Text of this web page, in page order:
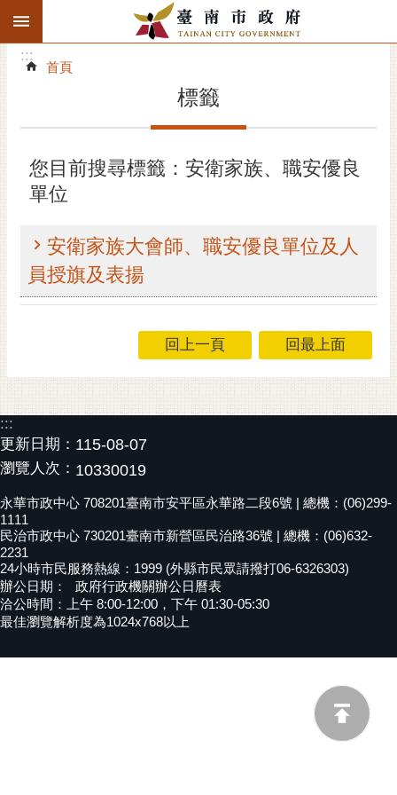
跳到主要內容區塊
搜
階
精彩府城
市府動態
市府團隊
主題服務
市民互動
黃
偉
哲
螢
光
花
泉
桐
花
祭
:::
:::
首頁
標籤
您目前搜尋標籤：安衛家族、職安優良
單位
安衛家族大會師、職安優良單位及人
員授旗及表揚
回上一頁 回最上面
:::
更新日期： 115-08-07
瀏覽人次： 10330019
永華市政中心 708201臺南市安平區永華路二段6號 | 總機：(06)299-
1111
民治市政中心 730201臺南市新營區民治路36號 | 總機：(06)632-
2231
24小時市民服務熱線：1999 (外縣市民眾請撥打06-6326303)
辦公日期：
政府行政機關辦公日曆表
洽公時間：上午 8:00-12:00，下午 01:30-05:30
最佳瀏覽解析度為1024x768以上